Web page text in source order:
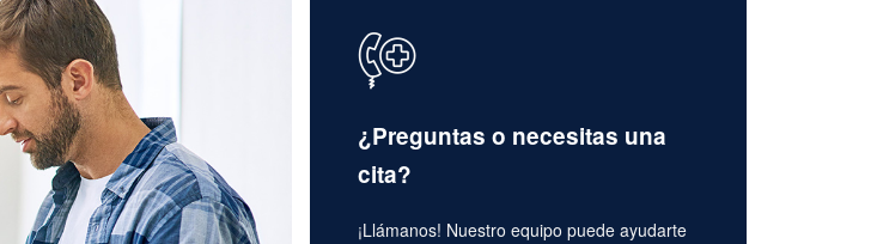
¿Preguntas o necesitas una
cita?
¡Llámanos! Nuestro equipo puede ayudarte